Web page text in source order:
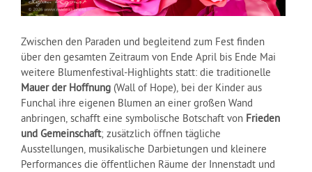
Zwischen den Paraden und begleitend zum Fest finden
über den gesamten Zeitraum von Ende April bis Ende Mai
weitere Blumenfestival-Highlights statt: die traditionelle
Mauer der Hoffnung (Wall of Hope), bei der Kinder aus
Funchal ihre eigenen Blumen an einer großen Wand
anbringen, schafft eine symbolische Botschaft von Frieden
und Gemeinschaft; zusätzlich öffnen tägliche
Ausstellungen, musikalische Darbietungen und kleinere
Performances die öffentlichen Räume der Innenstadt und